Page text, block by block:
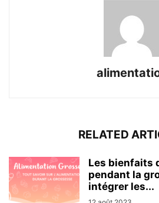
RELATED
Les bienfaits
pendant la
intégrer les...